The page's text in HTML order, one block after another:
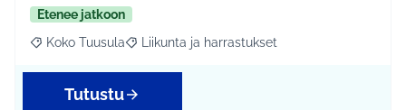
Etenee jatkoon
Rajaa tulokset aihepiirin mukaan: Koko Tuusula
Koko Tuusula Rajaa tulokset teeman mukaan: Liikunta ja
Liikunta ja harrastukset
Tutustu